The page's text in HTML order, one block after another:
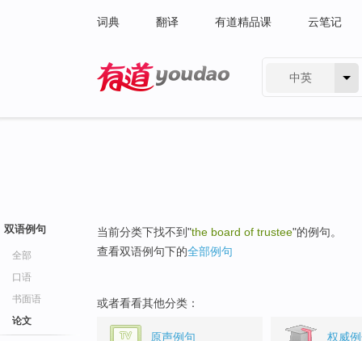
词典 翻译 有道精品课 云笔记
中英
双语例句
全部
口语
书面语
论文
当前分类下找不到"the board of trustee"的例句。
查看双语例句下的全部例句
或者看看其他分类：
原声例句 权威